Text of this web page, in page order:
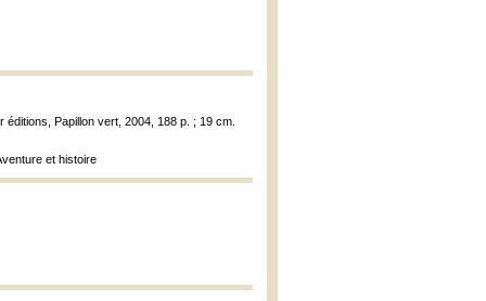
éditions, Papillon vert, 2004, 188 p. ; 19 cm.
et histoire